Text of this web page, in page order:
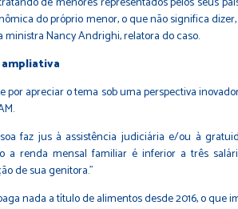
do próprio menor, o que não significa
ministra Nancy Andrighi, relatora do caso.
por apreciar o tema sob uma perspectiva
faz jus à assistência judiciária e/ou à
a renda mensal familiar é inferior a três
de sua genitora.”
nada a título de alimentos desde 2016, o